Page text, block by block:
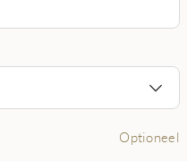
Optioneel